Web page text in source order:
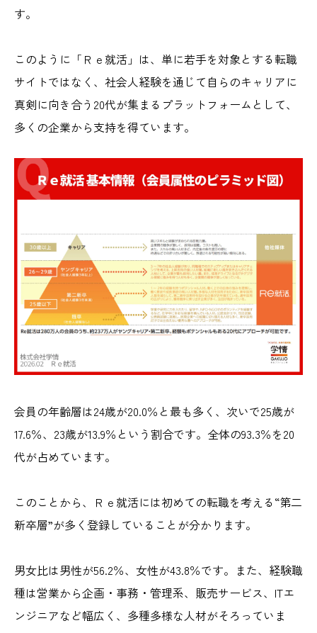
す。
このように「Ｒｅ就活」は、単に若手を対象とする転職
サイトではなく、社会人経験を通じて自らのキャリアに
真剣に向き合う20代が集まるプラットフォームとして、
多くの企業から支持を得ています。
会員の年齢層は24歳が20.0％と最も多く、次いで25歳が
17.6％、23歳が13.9％という割合です。全体の93.3％を20
代が占めています。
このことから、Ｒｅ就活には初めての転職を考える“第二
新卒層”が多く登録していることが分かります。
男女比は男性が56.2％、女性が43.8％です。また、経験職
種は営業から企画・事務・管理系、販売サービス、ITエ
ンジニアなど幅広く、多種多様な人材がそろっていま